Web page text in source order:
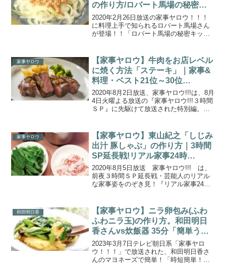
の作り方/ロバート馬場の秘密キ
ッチン（20202.26）
2020年2月26日放送の家事ヤロウ！！！
に料理上手で知られるロバート馬場さん
が登場！！「ロバート馬場の秘密キッチ
りました。こちらでは、ロバート馬場さ
んオリジナルの一品...
家事ヤロウ
【家事ヤロウ】牛肉をお店レベル
に焼く方法「ステーキ」｜家事&
料理・ベスト21位～30位
(2020.8.2)
2020年8月2日放送、家事ヤロウ!!!は、8月
4日火曜よる放送の『家事ヤロウ!!!３時間
ＳＰ』に先駆けて放送された特別編。３
ベスト20」がランキング形式で発表され
ます...
家事ヤロウ
【家事ヤロウ】東山紀之「しじみ
出汁 豚しゃぶ」の作り方｜3時間
SP延長戦!リアル家事24時
(2020.8.5)
2020年8月5日放送 家事ヤロウ!!! は、
前夜３時間ＳＰ延長戦・芸能人のリアル
な家事姿をのぞき見！『リアル家事24
ニとカラスミをふんだんにのっけた超豪
華な２種盛りそ...
和田明日香
【家事ヤロウ】ニラ卵包み(ふわ
ふわニラ玉)の作り方。和田明日
香さんvs炊飯器 35分「簡単うち
中華」。
2023年3月7日テレビ朝日系「家事ヤロ
ウ！！！」で放送された、和田明日香さ
んのマヨネーズで簡単！「時短簡単！ふ